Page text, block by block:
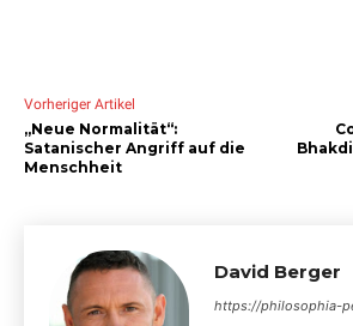
Vorheriger Artikel
„Neue Normalität“:
Satanischer Angriff auf die
Menschheit
David Berger
https://philosophia-